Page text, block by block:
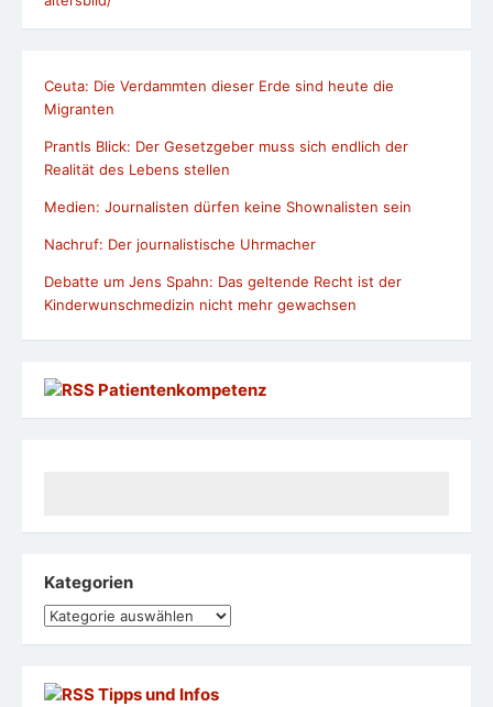
Ceuta: Die Verdammten dieser Erde sind heute die
Migranten
Prantls Blick: Der Gesetzgeber muss sich endlich der
Realität des Lebens stellen
Medien: Journalisten dürfen keine Shownalisten sein
Nachruf: Der journalistische Uhrmacher
Debatte um Jens Spahn: Das geltende Recht ist der
Kinderwunschmedizin nicht mehr gewachsen
Patientenkompetenz
Kategorien
Kategorien
Tipps und Infos